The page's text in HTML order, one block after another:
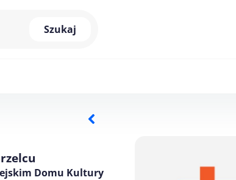
Szukaj
Domu Kultury